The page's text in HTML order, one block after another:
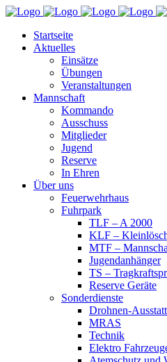
Startseite
Aktuelles
Einsätze
Übungen
Veranstaltungen
Mannschaft
Kommando
Ausschuss
Mitglieder
Jugend
Reserve
In Ehren
Über uns
Feuerwehrhaus
Fuhrpark
TLF – A 2000
KLF –
MTF –
Jugendanhänger
TS –
Reserve Geräte
Sonderdienste
Drohnen-
MRAS
Technik
Elektro